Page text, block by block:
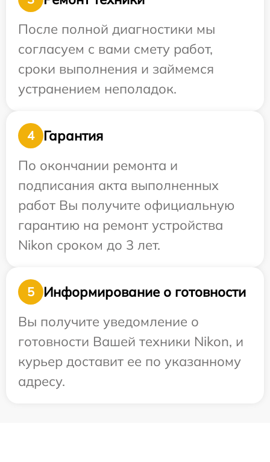
После полной диагностики мы
согласуем с вами смету работ,
сроки выполнения и займемся
устранением неполадок.
4
Гарантия
По окончании ремонта и
подписания акта выполненных
работ Вы получите официальную
гарантию на ремонт устройства
Nikon сроком до 3 лет.
5
Информирование о готовности
Вы получите уведомление о
готовности Вашей техники Nikon, и
курьер доставит ее по указанному
адресу.